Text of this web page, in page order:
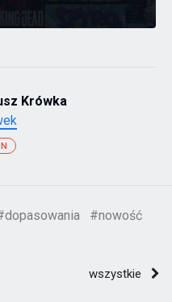
Krówka
#nowość
wszystkie